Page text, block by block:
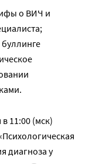
о ВИЧ и
11:00 (мск)
диагноза у